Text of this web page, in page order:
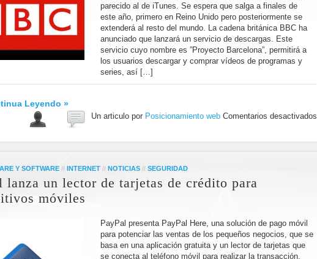
parecido al de iTunes. Se espera que salga a finales de
este año, primero en Reino Unido pero posteriormente se
extenderá al resto del mundo. La cadena británica BBC ha
anunciado que lanzará un servicio de descargas. Este
servicio cuyo nombre es ”Proyecto Barcelona”, permitirá a
los usuarios descargar y comprar vídeos de programas y
series, así […]
Leyendo »
Un articulo por Posicionamiento web Comentarios desactivados
Y SOFTWARE // INTERNET // NOTICIAS // SEGURIDAD
lanza un lector de tarjetas de crédito para
móviles
PayPal presenta PayPal Here, una solución de pago móvil
para potenciar las ventas de los pequeños negocios, que se
basa en una aplicación gratuita y un lector de tarjetas que
se conecta al teléfono móvil para realizar la transacción.